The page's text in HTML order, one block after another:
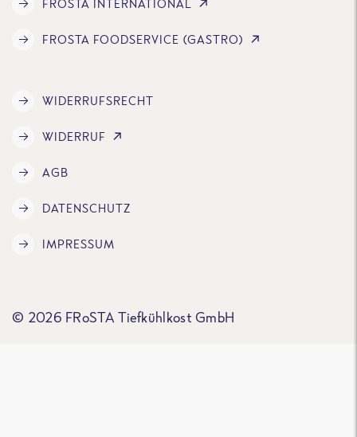
FROSTA INTERNATIONAL
FROSTA FOODSERVICE (GASTRO)
WIDERRUFSRECHT
WIDERRUF
AGB
DATENSCHUTZ
IMPRESSUM
© 2026 FRoSTA Tiefkühlkost GmbH